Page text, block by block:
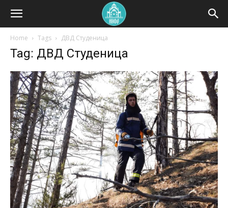
Home Tags ДВД Студеница
Tag: ДВД Студеница